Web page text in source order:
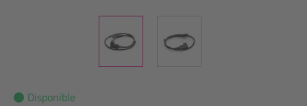
Disponible